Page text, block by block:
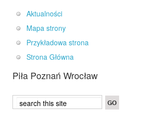
Aktualności
Mapa strony
Przykładowa strona
Strona Główna
Piła Poznań Wrocław